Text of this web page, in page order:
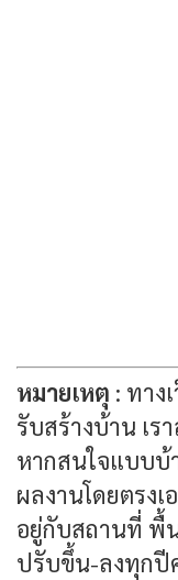
หมายเหตุ : ทาง
รับสร้างบ้าน เร
หากสนใจแบบบ้
ผลงานโดยตรงเ
อยู่กับสถานที่ พื้
ปรับขึ้น-ลงทุกปี